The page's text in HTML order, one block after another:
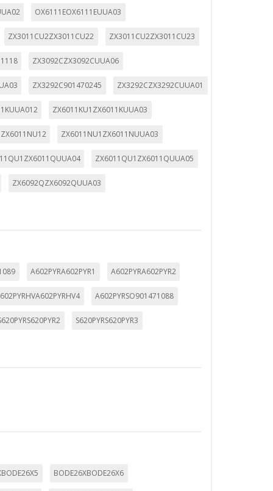
OX6111EOX6111EUUA03
ZX3011CU2ZX3011CU22 ZX3011CU2ZX3011CU23
ZX3092CZX3092CUUA06
ZX3292C901470245 ZX3292CZX3292CUUA01
ZX6011KU1ZX6011KUUA03
ZX6011NU1ZX6011NUUA03
ZX6011QU1ZX6011QUUA05
ZX6092QZX6092QUUA03
A602PYRA602PYR1 A602PYRA602PYR2
A602PYRSO901471088
S620PYRS620PYR3
BODE26XBODE26X6
Toda la información que recogen
ser utilizadas por esas
puedes consultar nuestra